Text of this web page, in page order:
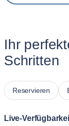
Ihr
Schritten
Reservieren
Live-